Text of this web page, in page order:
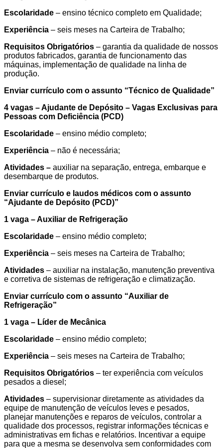
Escolaridade – ensino técnico completo em Qualidade;
Experiência – seis meses na Carteira de Trabalho;
Requisitos Obrigatórios – garantia da qualidade de nossos
produtos fabricados, garantia de funcionamento das
máquinas, implementação de qualidade na linha de
produção.
Enviar currículo com o assunto “Técnico de Qualidade”
4 vagas – Ajudante de Depósito – Vagas Exclusivas para
Pessoas com Deficiência (PCD)
Escolaridade – ensino médio completo;
Experiência – não é necessária;
Atividades – auxiliar na separação, entrega, embarque e
desembarque de produtos.
Enviar currículo e laudos médicos com o assunto
“Ajudante de Depósito (PCD)”
1 vaga – Auxiliar de Refrigeração
Escolaridade – ensino médio completo;
Experiência – seis meses na Carteira de Trabalho;
Atividades – auxiliar na instalação, manutenção preventiva
e corretiva de sistemas de refrigeração e climatização.
Enviar currículo com o assunto “Auxiliar de
Refrigeração”
1 vaga – Líder de Mecânica
Escolaridade – ensino médio completo;
Experiência – seis meses na Carteira de Trabalho;
Requisitos Obrigatórios – ter experiência com veículos
pesados a diesel;
Atividades – supervisionar diretamente as atividades da
equipe de manutenção de veículos leves e pesados,
planejar manutenções e reparos de veículos, controlar a
qualidade dos processos, registrar informações técnicas e
administrativas em fichas e relatórios. Incentivar a equipe
para que a mesma se desenvolva sem conformidades com